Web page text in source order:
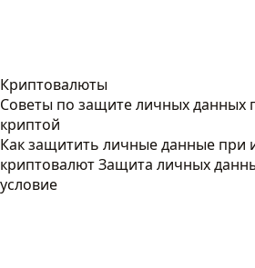
Криптовалюты
Советы по защите личных данных
криптой
Как защитить личные данные при
криптовалют Защита личных
условие